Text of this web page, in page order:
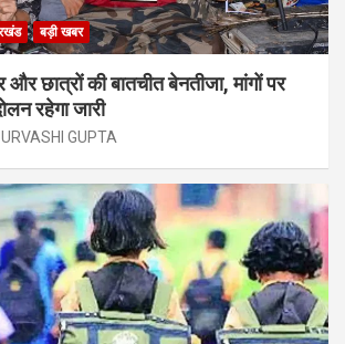
बड़ी खबर
छात्रों की बातचीत बेनतीजा, मांगों पर
रहेगा जारी
URVASHI GUPTA